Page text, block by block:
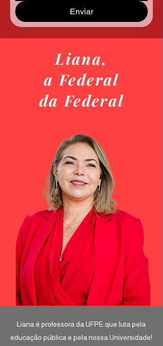
Enviar
Liana,
a Federal
da Federal
Liana é professora da UFPE que luta pela
educação pública e pela nossa Universidade!